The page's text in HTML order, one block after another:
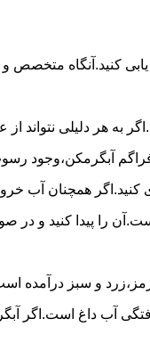
کنید.آنگاه متخصص
به هر دلیلی نتواند
آبگرمکن،وجود
همچنان آب
را پیدا کنید و در
و سبز
آب داغ است.اگر